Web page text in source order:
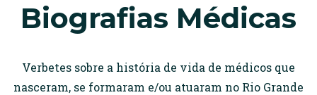
Biografias Médicas
Verbetes sobre a história de vida de médicos que
nasceram, se formaram e/ou atuaram no Rio Grande